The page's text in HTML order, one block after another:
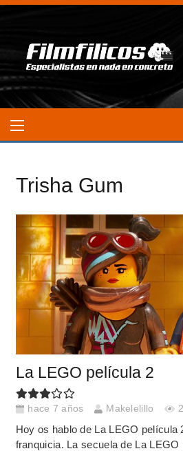
Trisha Gum
La LEGO película 2
hace 7 años Makelelillo
Hoy os hablo de La LEGO película
franquicia. La secuela de La